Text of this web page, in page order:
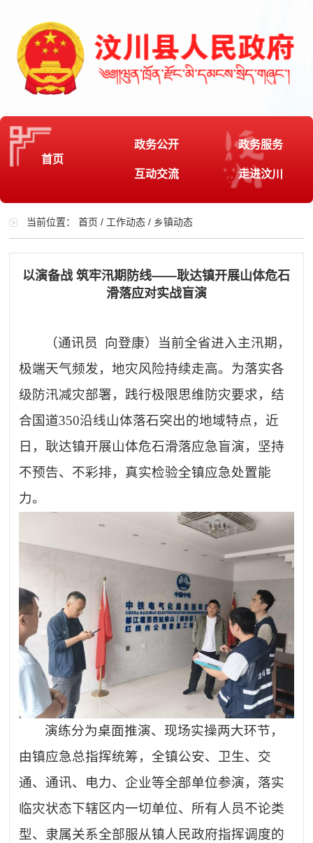
首页
政务公开 政务服务
互动交流 走进汶川
当前位置：首页 / 工作动态 / 乡镇动态
以演备战 筑牢汛期防线——耿达镇开展山体危石
滑落应对实战盲演
（通讯员
向登康）当前全省进入主汛期，
极端天气频发，地灾风险持续走高。为落实各
级防汛减灾部署，践行极限思维防灾要求，结
合国道350沿线山体落石突出的地域特点，近
日，耿达镇开展山体危石滑落应急盲演，坚持
不预告、不彩排，真实检验全镇应急处置能
力。
演练分为桌面推演、现场实操两大环节，
由镇应急总指挥统筹，全镇公安、卫生、交
通、通讯、电力、企业等全部单位参演，落实
临灾状态下辖区内一切单位、所有人员不论类
型、隶属关系全部服从镇人民政府指挥调度的